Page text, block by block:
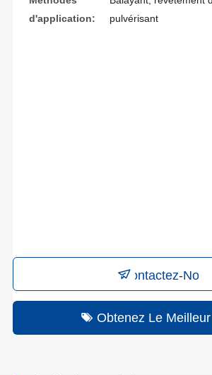
d'application:
pulvérisant
Contactez-Nous
Obtenez Le